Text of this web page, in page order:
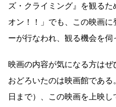
ズ・クライミング』を観る
オン！！」でも、この映画
ーが行なわれ、観る機会を伺
映画の内容が気になる方はぜ
おどろいたのは映画館であ
日まで）、この映画を上映